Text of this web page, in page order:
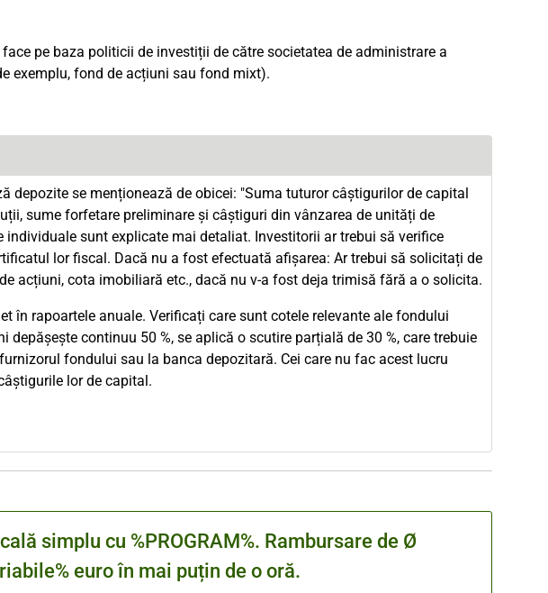
pe baza politicii de investiții de către societatea de administrare a
exemplu, fond de acțiuni sau fond mixt).
depozite se menționează de obicei: "Suma tuturor câștigurilor de capital
sume forfetare preliminare și câștiguri din vânzarea de unități de
sunt explicate mai detaliat. Investitorii ar trebui să verifice
lor fiscal. Dacă nu a fost efectuată afișarea: Ar trebui să solicitați de
acțiuni, cota imobiliară etc., dacă nu v-a fost deja trimisă fără a o solicita.
în rapoartele anuale. Verificați care sunt cotele relevante ale fondului
continuu 50 %, se aplică o scutire parțială de 30 %, care trebuie
fondului sau la banca depozitară. Cei care nu fac acest lucru
lor de capital.
simplu cu %PROGRAM%. Rambursare de Ø
euro în mai puțin de o oră.